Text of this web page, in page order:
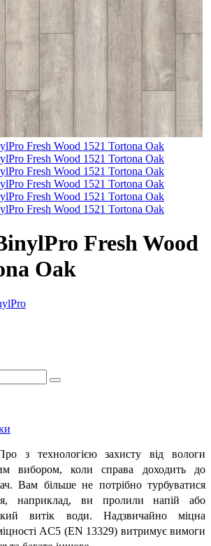
Fresh Wood
Oak
з технологією захисту від вологи
вибором, коли справа доходить до
Вам більше не потрібно турбуватися
наприклад, ви пролили напій або
витік води. Надзвичайно міцна
AC5 (EN 13329) витримує вимоги